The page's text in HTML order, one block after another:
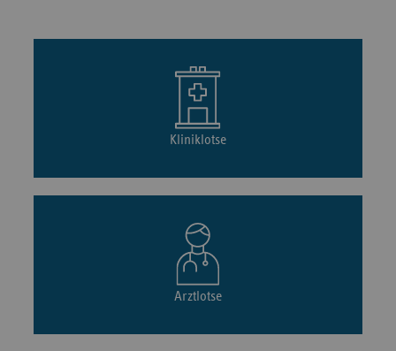
Kliniklotse
Arztlotse